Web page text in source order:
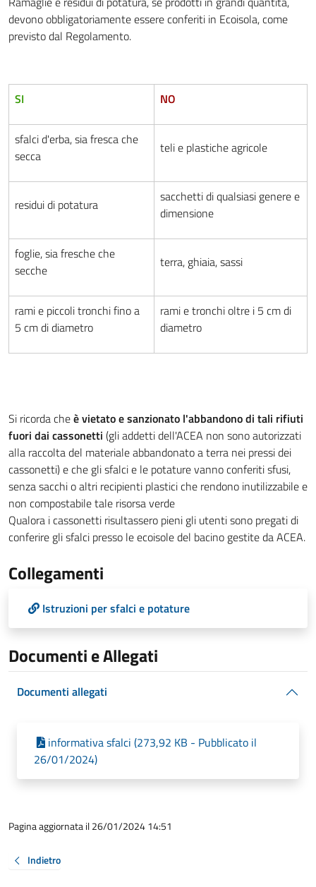
devono obbligatoriamente essere conferiti in Ecoisola, come
previsto dal Regolamento.
SI NO
sfalci d'erba, sia fresca che
secca
teli e plastiche agricole
residui di potatura
sacchetti di qualsiasi genere e
dimensione
foglie, sia fresche che
secche
terra, ghiaia, sassi
rami e piccoli tronchi fino a
5 cm di diametro
rami e tronchi oltre i 5 cm di
diametro
Si ricorda cheè vietato e sanzionato l'abbandono di tali rifiuti
fuori dai cassonetti (gli addetti dell'ACEA non sono autorizzati
alla raccolta del materiale abbandonato a terra nei pressi dei
cassonetti) e che gli sfalci e le potature vanno conferiti sfusi,
senza sacchi o altri recipienti plastici che rendono inutilizzabile e
non compostabile tale risorsa verde
Qualora i cassonetti risultassero pieni gli utenti sono pregati di
conferire gli sfalci presso le ecoisole del bacino gestite da ACEA.
Collegamenti
Istruzioni per sfalci e potature
Documenti e Allegati
Documenti allegati
informativa sfalci (273,92 KB - Pubblicato il
26/01/2024)
Pagina aggiornata il 26/01/2024 14:51
Indietro